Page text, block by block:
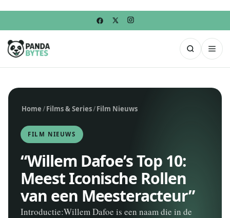
Home/Films & Series/Film Nieuws
FILM NIEUWS
“Willem Dafoe’s Top 10:
Meest Iconische Rollen
van een Meesteracteur”
Introductie:Willem Dafoe is een naam die in de